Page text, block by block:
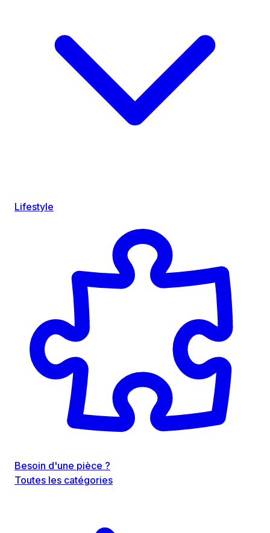
Lifestyle
Besoin d'une pièce ?
Toutes les catégories